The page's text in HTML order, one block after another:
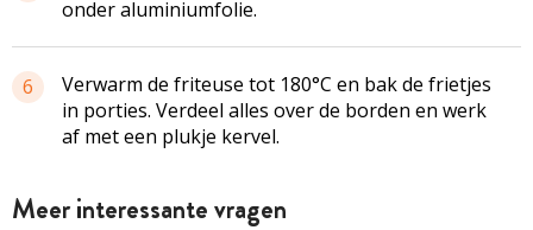
onder aluminiumfolie.
6
Verwarm de friteuse tot 180°C en bak de frietjes
in porties. Verdeel alles over de borden en werk
af met een plukje kervel.
Meer interessante vragen